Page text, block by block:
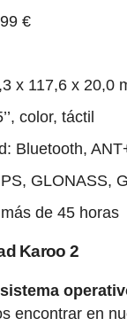
€
x 117,6 x 20,0
color, táctil
Bluetooth,
GLONASS,
de 45 horas
Karoo 2
sistema
encontrar en